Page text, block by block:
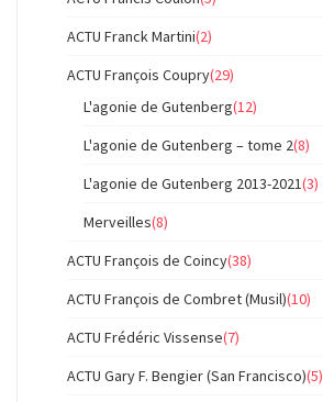
ACTU Franck Martini(2)
ACTU François Coupry(29)
L'agonie de Gutenberg(12)
L'agonie de Gutenberg – tome 2(8)
L'agonie de Gutenberg 2013-2021(3)
Merveilles(8)
ACTU François de Coincy(38)
ACTU François de Combret (Musil)(10)
ACTU Frédéric Vissense(7)
ACTU Gary F. Bengier (San Francisco)(5)